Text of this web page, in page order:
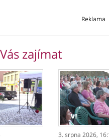
Reklama
zajímat
3. srpna 2026,